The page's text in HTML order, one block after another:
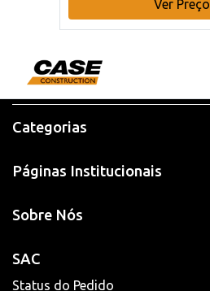
Ver Preço
Categorias
Páginas Institucionais
Sobre Nós
SAC
Status do Pedido